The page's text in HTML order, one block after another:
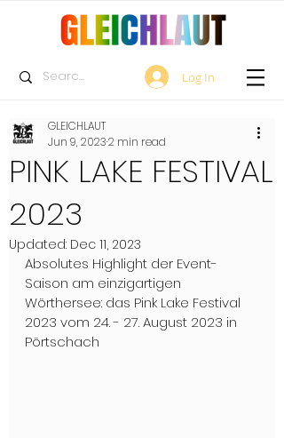
Log In
PINK LAKE FESTIVAL
2023
GLEICHLAUT
Jun 9, 20232 min read
Updated: Dec 11, 2023
Absolutes Highlight der Event-
Saison am einzigartigen
Wörthersee: das Pink Lake Festival
2023 vom 24. - 27. August 2023 in
Pörtschach